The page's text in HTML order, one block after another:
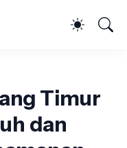
Timur
dan